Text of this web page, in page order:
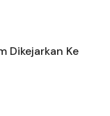
Dikejarkan Ke